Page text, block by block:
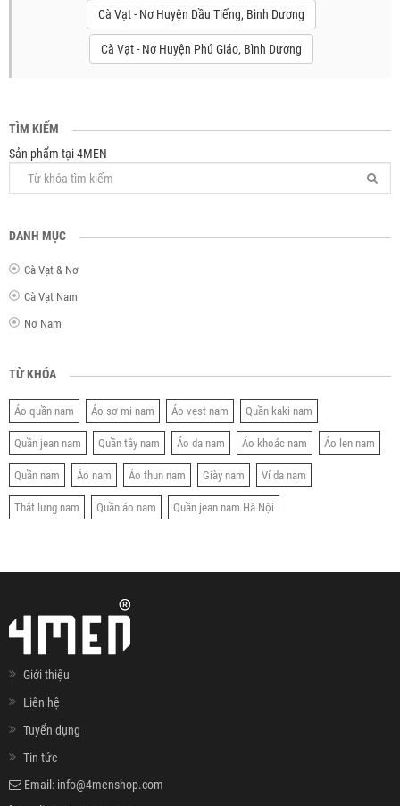
Cà Vạt - Nơ Huyện Dầu Tiếng, Bình Dương
Cà Vạt - Nơ Huyện Phú Giáo, Bình Dương
TÌM KIẾM
Sản phẩm tại 4MEN
DANH MỤC
Cà Vạt & Nơ
Cà Vạt Nam
Nơ Nam
TỪ KHÓA
Áo quần nam Áo sơ mi nam Áo vest nam Quần kaki nam
Quần jean nam Quần tây nam Áo da nam Áo khoác nam Áo len nam
Quần nam Áo nam Áo thun nam Giày nam Ví da nam
Thắt lưng nam Quần áo nam Quần jean nam Hà Nội
Giới thiệu
Liên hệ
Tuyển dụng
Tin tức
Email: info@4menshop.com